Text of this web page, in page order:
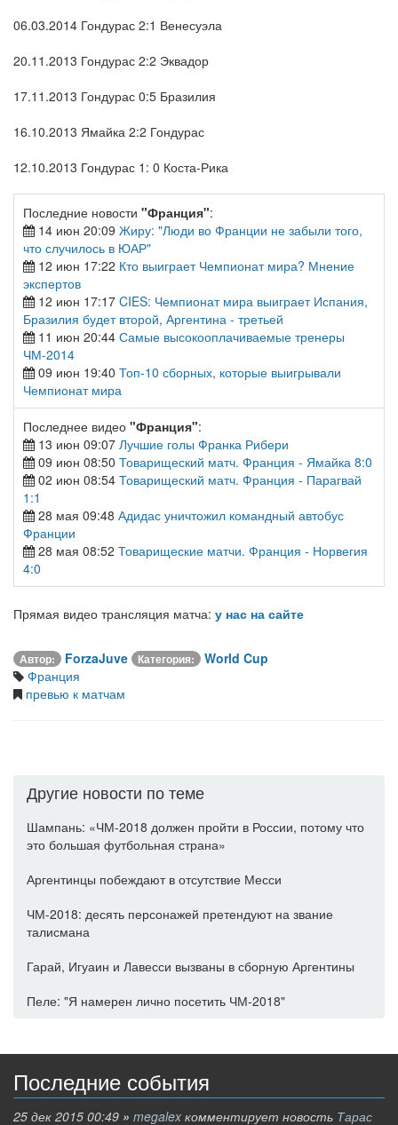
06.03.2014 Гондурас 2:1 Венесуэла
20.11.2013 Гондурас 2:2 Эквадор
17.11.2013 Гондурас 0:5 Бразилия
16.10.2013 Ямайка 2:2 Гондурас
12.10.2013 Гондурас 1: 0 Коста-Рика
Последние новости "Франция":
14 июн 20:09 Жиру: "Люди во Франции не забыли того,
что случилось в ЮАР"
12 июн 17:22 Кто выиграет Чемпионат мира? Мнение
экспертов
12 июн 17:17 CIES: Чемпионат мира выиграет Испания,
Бразилия будет второй, Аргентина - третьей
11 июн 20:44 Самые высокооплачиваемые тренеры
ЧМ-2014
09 июн 19:40 Топ-10 сборных, которые выигрывали
Чемпионат мира
Последнее видео "Франция":
13 июн 09:07 Лучшие голы Франка Рибери
09 июн 08:50 Товарищеский матч. Франция - Ямайка 8:0
02 июн 08:54 Товарищеский матч. Франция - Парагвай
1:1
28 мая 09:48 Адидас уничтожил командный автобус
Франции
28 мая 08:52 Товарищеские матчи. Франция - Норвегия
4:0
Прямая видео трансляция матча: у нас на сайте
Автор: ForzaJuve Категория:
World Cup
Франция
превью к матчам
Другие новости по теме
Шампань: «ЧМ-2018 должен пройти в России, потому что
это большая футбольная страна»
Аргентинцы побеждают в отсутствие Месси
ЧМ-2018: десять персонажей претендуют на звание
талисмана
Гарай, Игуаин и Лавесси вызваны в сборную Аргентины
Пеле: "Я намерен лично посетить ЧМ-2018"
Последние события
25 дек 2015 00:49 » megalex комментирует новость Тарас